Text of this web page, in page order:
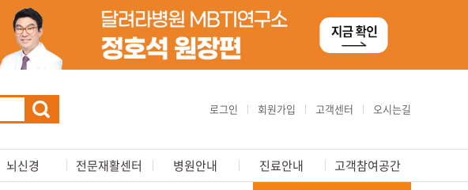
로그인 회원가입 고객센터 오시는길
뇌신경 전문재활센터 병원안내 진료안내 고객참여공간